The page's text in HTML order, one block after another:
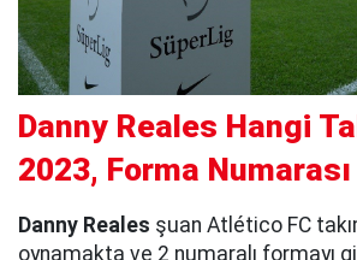
Danny Reales Hangi
2023, Forma
Danny Reales şuan Atlético FC
oynamakta ve 2 numaralı formayı